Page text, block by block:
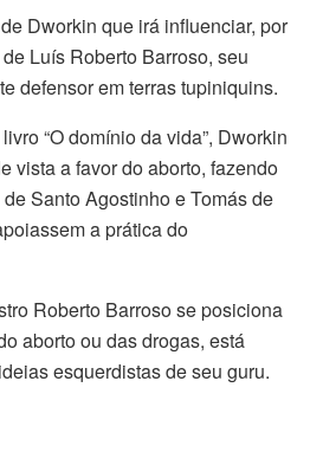
Dworkin que irá influenciar, por
Luís Roberto Barroso, seu
defensor em terras tupiniquins.
“O domínio da vida”, Dworkin
vista a favor do aborto, fazendo
Santo Agostinho e Tomás de
a prática do
Roberto Barroso se posiciona
aborto ou das drogas, está
esquerdistas de seu guru.